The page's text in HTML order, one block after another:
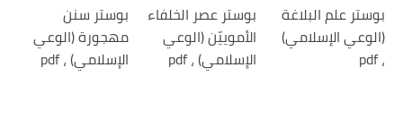
بوستر علم البلاغة
(الوعي الإسلامي)
، pdf
بوستر عصر الخلفاء
الأموييّن (الوعي
الإسلامي) ، pdf
بوستر سنن
مهجورة (الوعي
الإسلامي) ، pdf